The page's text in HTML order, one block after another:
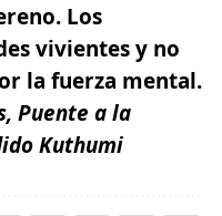
Los
vivientes y no
la fuerza mental.
Puente a la
Kuthumi